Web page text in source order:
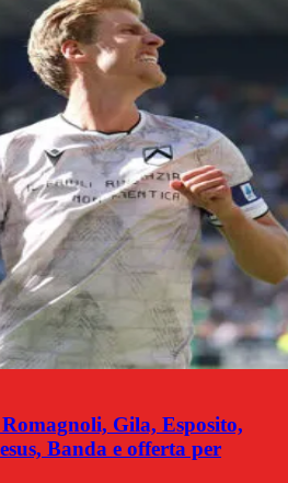
Gila, Esposito,
Banda e offerta per